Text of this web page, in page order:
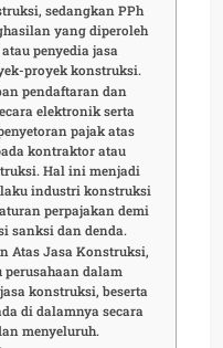
sedangkan PPh
yang diperoleh
penyedia jasa
proyek konstruksi.
pendaftaran dan
elektronik serta
pajak atas
kontraktor atau
Hal ini menjadi
industri konstruksi
perpajakan demi
sanksi dan denda.
Atas Jasa Konstruksi,
dalam
konstruksi, beserta
di dalamnya secara
menyeluruh.